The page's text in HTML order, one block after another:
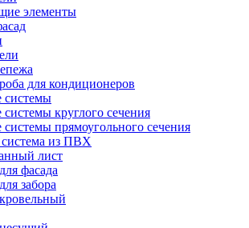
элементы
для кондиционеров
системы
круглого сечения
прямоугольного сечения
система из ПВХ
лист
фасада
забора